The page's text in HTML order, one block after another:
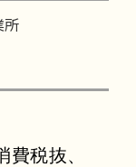
所
税抜、